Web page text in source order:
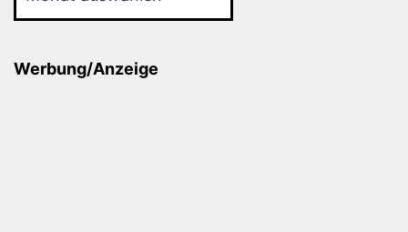
Werbung/Anzeige